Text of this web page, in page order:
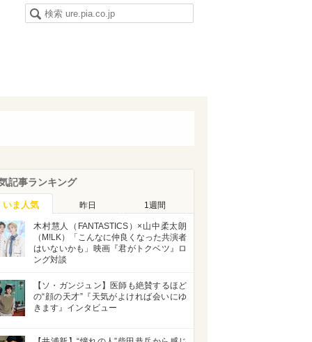
記事ランキング
いま人気 昨日 1週間
木村慧人（FANTASTICS）×山中柔太朗
（M!LK）「こんなに仲良くなった共演者
はいないかも」映画『君がトクベツ』ロ
ング対談
【ソ・ガンジュン】医師も絶賛するほど
の“顔の天才”『天気がよければ会いにゆ
きます』インタビュー